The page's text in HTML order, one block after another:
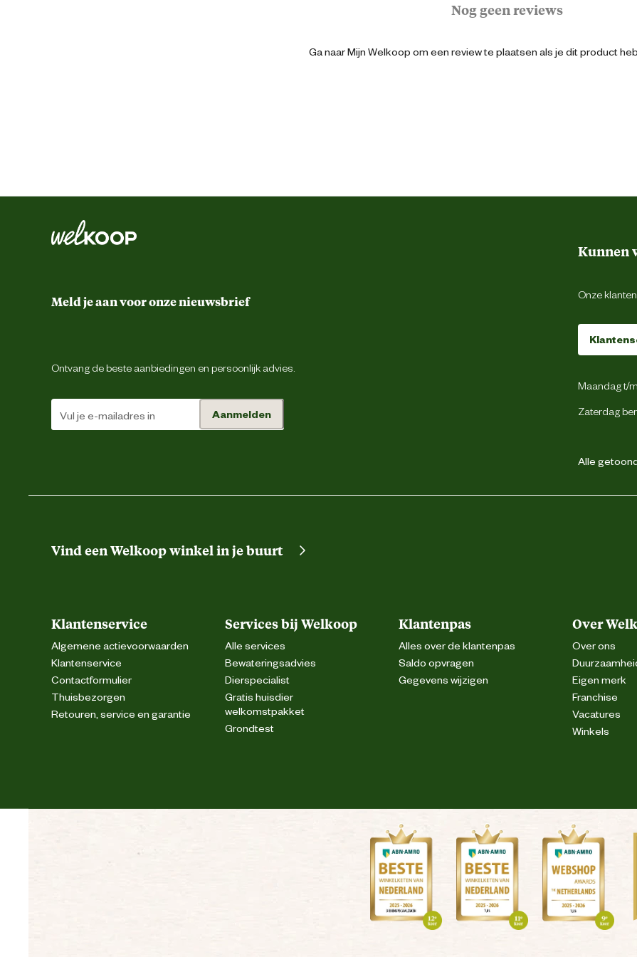
Hoogte schacht
Materiaal bovenkant schoen
Materiaal overneus
Verantwoordelijke marktdeelnemer (EU)
Verantwoordelijke marktdeelnemer mailadres info@safetyjogger.com
Nog geen reviews
Ga naar Mijn Welkoop om een review te plaatsen als je dit product
Meld je aan voor onze nieuwsbrief
Ontvang de beste aanbiedingen en persoonlijk advies.
Aanmelden
Kunnen
Onze
Maandag t/
Zaterdag
Alle
Vind een Welkoop winkel in je buurt
Klantenservice
Algemene actievoorwaarden
Klantenservice
Contactformulier
Thuisbezorgen
Retouren, service en garantie
Services bij Welkoop
Alle services
Bewateringsadvies
Dierspecialist
Gratis huisdier
welkomstpakket
Grondtest
Klantenpas
Alles over de klantenpas
Saldo opvragen
Gegevens wijzigen
Over
Over ons
Eigen merk
Franchise
Vacatures
Winkels